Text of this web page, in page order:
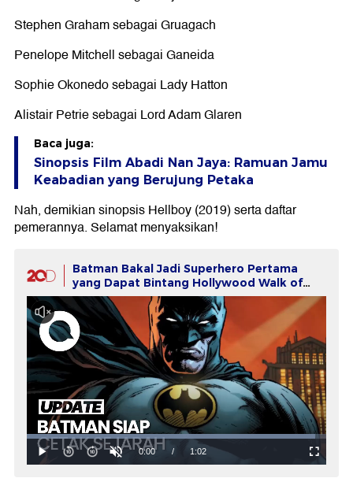
Stephen Graham sebagai Gruagach
Penelope Mitchell sebagai Ganeida
Sophie Okonedo sebagai Lady Hatton
Alistair Petrie sebagai Lord Adam Glaren
Baca juga:
Sinopsis Film Abadi Nan Jaya: Ramuan Jamu
Keabadian yang Berujung Petaka
Nah, demikian sinopsis Hellboy (2019) serta daftar
pemerannya. Selamat menyaksikan!
Batman Bakal Jadi Superhero Pertama
yang Dapat Bintang Hollywood Walk of
Fame